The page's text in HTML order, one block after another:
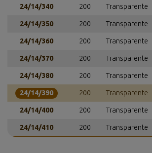
24/14/340 200 Transparente
24/14/350 200 Transparente
24/14/360 200 Transparente
24/14/370 200 Transparente
24/14/380 200 Transparente
24/14/390 200 Transparente
24/14/400 200 Transparente
24/14/410 200 Transparente